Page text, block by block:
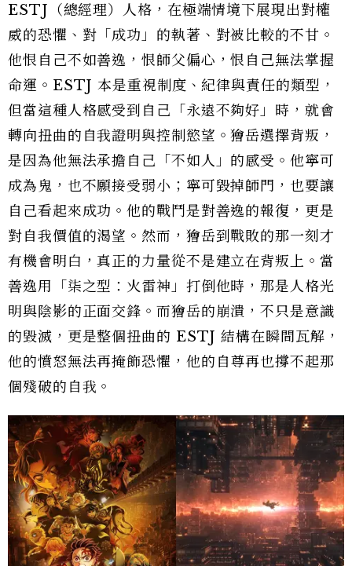
ESTJ（總經理）人格，在極端情境下展現出對權
威的恐懼、對「成功」的執著、對被比較的不甘。
他恨自己不如善逸，恨師父偏心，恨自己無法掌握
命運。ESTJ 本是重視制度、紀律與責任的類型，
但當這種人格感受到自己「永遠不夠好」時，就會
轉向扭曲的自我證明與控制慾望。獪岳選擇背叛，
是因為他無法承擔自己「不如人」的感受。他寧可
成為鬼，也不願接受弱小；寧可毀掉師門，也要讓
自己看起來成功。他的戰鬥是對善逸的報復，更是
對自我價值的渴望。然而，獪岳到戰敗的那一刻才
有機會明白，真正的力量從不是建立在背叛上。當
善逸用「柒之型：火雷神」打倒他時，那是人格光
明與陰影的正面交鋒。而獪岳的崩潰，不只是意識
的毀滅，更是整個扭曲的 ESTJ 結構在瞬間瓦解，
他的憤怒無法再掩飾恐懼，他的自尊再也撐不起那
個殘破的自我。